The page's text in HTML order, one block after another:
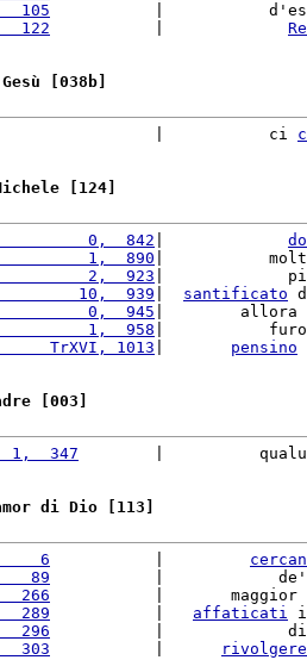
105
|
122
Re
[038b]
|           ci
[124]
0,  842
1,  890
|
2,  923
|
10,  939
santificato
0,  945
|
1,  958
|
TrXVI, 1013
pensino
[003]
1,  347
|
di Dio [113]
6
89
|
266
           |       maggior
289
affaticati
296
|
303
rivolgere